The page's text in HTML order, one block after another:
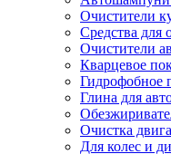
Очистители
Средства для
Очистители
Кварцевое
Гидрофобное
Глина для
Очистка
Для колес и